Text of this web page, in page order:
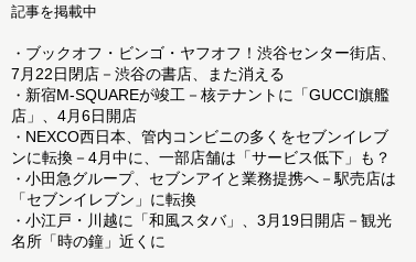
記事を掲載中
・ ブックオフ・ビンゴ・ヤフオフ！渋谷センター街店、
7月22日閉店－渋谷の書店、また消える
・ 新宿M-SQUAREが竣工－核テナントに「GUCCI旗艦
店」、4月6日開店
・ NEXCO西日本、管内コンビニの多くをセブンイレブ
ンに転換－4月中に、一部店舗は「サービス低下」も？
・ 小田急グループ、セブンアイと業務提携へ－駅売店は
「セブンイレブン」に転換
・ 小江戸・川越に「和風スタバ」、3月19日開店－観光
名所「時の鐘」近くに